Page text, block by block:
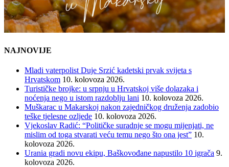
NAJNOVIJE
Mladi vaterpolist Duje Srzić kadetski prvak svijeta s
Hrvatskom 10. kolovoza 2026.
Turističke brojke: u srpnju u Hrvatskoj više dolazaka i
noćenja nego u istom razdoblju lani 10. kolovoza 2026.
Muškarac u Makarskoj nakon zajedničkog druženja zadobio
teške tjelesne ozljede 10. kolovoza 2026.
Vjekoslav Radić: “Političke suradnje se mogu mijenjati, ne
mislim od toga stvarati veću temu nego što ona jest” 10.
kolovoza 2026.
Urania gradi novu ekipu, Baškovođane napustilo 10 igrača 9.
kolovoza 2026.